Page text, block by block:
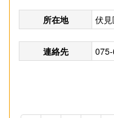
所在地 伏
連絡先